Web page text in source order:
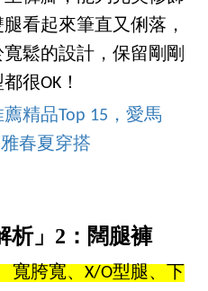
看起來筆直又俐落，
鬆的設計，保留剛剛
很OK！
精品Top 15，愛馬
雅春夏穿搭
析」2：闊腿褲
寬胯寬、X/O型腿、下